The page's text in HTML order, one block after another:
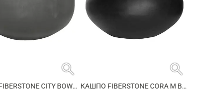
search
КАШПО FIBERSTONE CITY BOWL S GREY
search
КАШПО FIBERSTONE CORA M BLACK